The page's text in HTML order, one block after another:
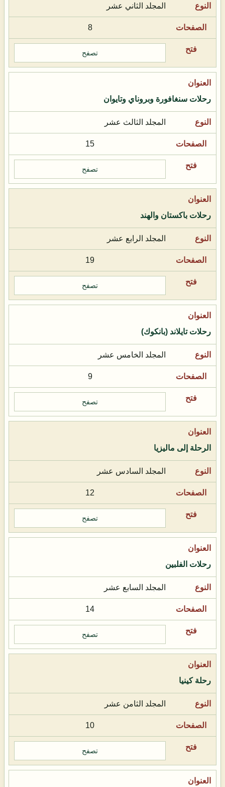
المجلد الثاني عشر
8
تصفح
رحلات سنغافورة وبروناي وتايوان
المجلد الثالث عشر
15
تصفح
رحلات باكستان والهند
المجلد الرابع عشر
19
تصفح
رحلات تايلاند (بانكوك)
المجلد الخامس عشر
9
تصفح
الرحلة إلى ماليزيا
المجلد السادس عشر
12
تصفح
رحلات الفلبين
المجلد السابع عشر
14
تصفح
رحلة كينيا
المجلد الثامن عشر
10
تصفح